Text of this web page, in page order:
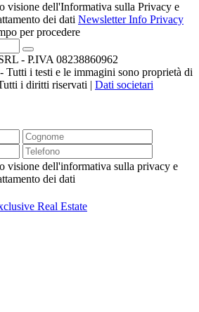
visione dell'Informativa sulla Privacy e
dei dati Newsletter Info Privacy
per procedere
- P.IVA 08238860962
i testi e le immagini sono proprietà di
i diritti riservati | Dati societari
visione dell'informativa sulla privacy e
dei dati